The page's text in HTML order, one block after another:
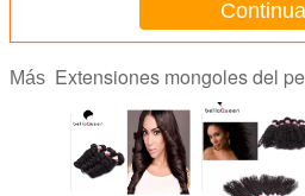
Más Extensiones mongoles del